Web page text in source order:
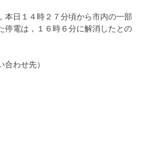
本日１４時２７分頃から市内の一部
停電は，１６時６分に解消したとの
合わせ先）